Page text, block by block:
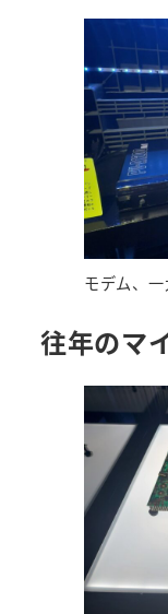
モデム、
往年のマ